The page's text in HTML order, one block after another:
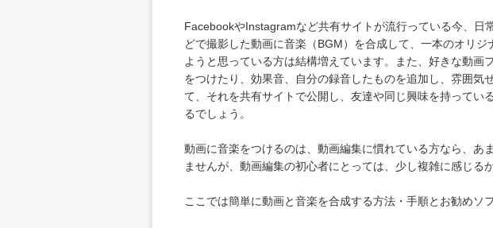
FacebookやInstagramなど共有サイトが流行っている今、日
どで撮影した動画に音楽（BGM）を合成して、一本のオリジ
ようと思っている方は結構増えています。また、好きな動画
をつけたり、効果音、自分の録音したものを追加し、雰囲気
て、それを共有サイトで公開し、友達や同じ興味を持ってい
るでしょう。
動画に音楽をつけるのは、動画編集に慣れている方なら、あ
ませんが、動画編集の初心者にとっては、少し複雑に感じる
ここでは簡単に動画と音楽を合成する方法・手順とお勧めソ